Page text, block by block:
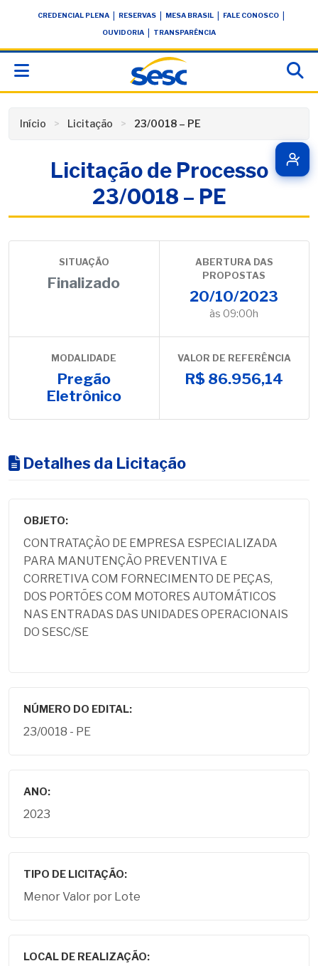
conteúdoCREDENCIAL PLENA RESERVAS MESA BRASIL FALE CONOSCO
OUVIDORIA TRANSPARÊNCIA
Início Licitação 23/0018 – PE
Licitação de Processo
23/0018 – PE
SITUAÇÃO
Finalizado
ABERTURA DAS
PROPOSTAS
20/10/2023
às 09:00h
MODALIDADE
Pregão
Eletrônico
VALOR DE REFERÊNCIA
R$ 86.956,14
Detalhes da Licitação
OBJETO:
CONTRATAÇÃO DE EMPRESA ESPECIALIZADA
PARA MANUTENÇÃO PREVENTIVA E
CORRETIVA COM FORNECIMENTO DE PEÇAS,
DOS PORTÕES COM MOTORES AUTOMÁTICOS
NAS ENTRADAS DAS UNIDADES OPERACIONAIS
DO SESC/SE
NÚMERO DO EDITAL:
23/0018 - PE
ANO:
2023
TIPO DE LICITAÇÃO:
Menor Valor por Lote
LOCAL DE REALIZAÇÃO: